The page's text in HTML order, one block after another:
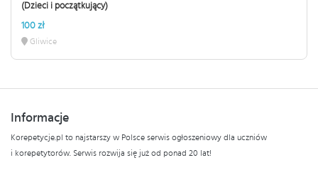
(Dzieci i początkujący)
100 zł
Gliwice
Informacje
Korepetycje.pl to najstarszy w Polsce serwis ogłoszeniowy dla uczniów
i korepetytorów. Serwis rozwija się już od ponad 20 lat!